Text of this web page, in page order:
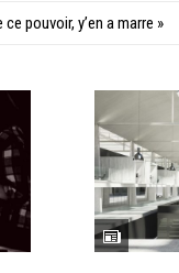
a marre » «